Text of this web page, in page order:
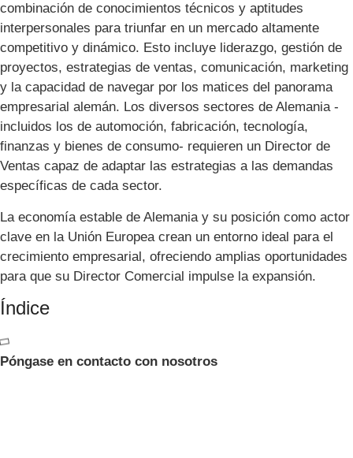
combinación de conocimientos técnicos y aptitudes
interpersonales para triunfar en un mercado altamente
competitivo y dinámico. Esto incluye liderazgo, gestión de
proyectos, estrategias de ventas, comunicación, marketing
y la capacidad de navegar por los matices del panorama
empresarial alemán. Los diversos sectores de Alemania -
incluidos los de automoción, fabricación, tecnología,
finanzas y bienes de consumo- requieren un Director de
Ventas capaz de adaptar las estrategias a las demandas
específicas de cada sector.
La economía estable de Alemania y su posición como actor
clave en la Unión Europea crean un entorno ideal para el
crecimiento empresarial, ofreciendo amplias oportunidades
para que su Director Comercial impulse la expansión.
Índice
Póngase en contacto con nosotros